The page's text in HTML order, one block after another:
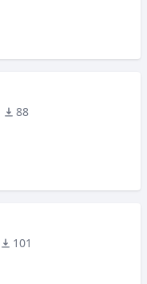
88
101